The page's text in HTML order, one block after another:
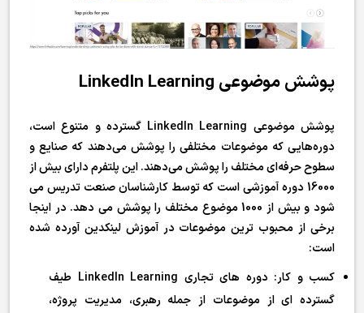
پوشش موضوعی LinkedIn Learning
پوشش موضوعی LinkedIn Learning گسترده و متنوع است،
دوره‌هایی که موضوعات مختلفی را پوشش می‌دهند که صنایع و
سطوح حرفه‌ای مختلف را پوشش می‌دهند. این پلتفرم دارای بیش از
16000 دوره آموزشی است که توسط کارشناسان صنعت تدریس می
شود و بیش از 1000 موضوع مختلف را پوشش می دهد. در اینجا
برخی از محبوب ترین موضوعات در آموزش لینکدین آورده شده
است:
کسب و کار: دوره های تجاری LinkedIn Learning طیف
گسترده ای از موضوعات از جمله رهبری، مدیریت پروژه،